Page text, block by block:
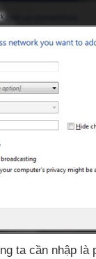
ta cần nhập